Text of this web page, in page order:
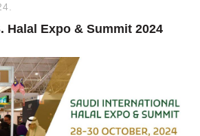
Halal Expo & Summit 2024